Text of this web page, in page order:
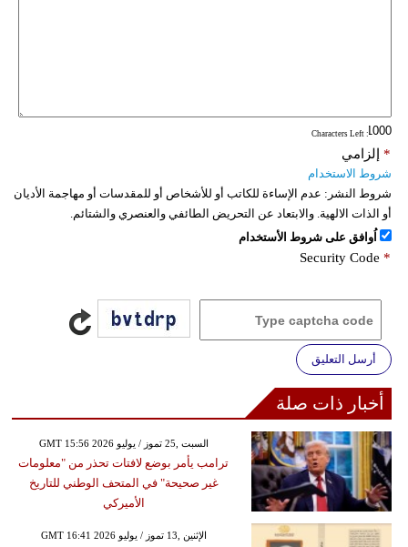
: Characters Left
إلزامي *
شروط الاستخدام
شروط النشر: عدم الإساءة للكاتب أو للأشخاص أو للمقدسات أو مهاجمة الأديان
أو الذات الالهية. والابتعاد عن التحريض الطائفي والعنصري والشتائم.
اُوافق على شروط الأستخدام
Security Code *
أرسل التعليق
أخبار ذات صلة
GMT 15:56 2026 السبت ,25 تموز / يوليو
ترامب يأمر بوضع لافتات تحذر من "معلومات
غير صحيحة" في المتحف الوطني للتاريخ
الأميركي
GMT 16:41 2026 الإثنين ,13 تموز / يوليو